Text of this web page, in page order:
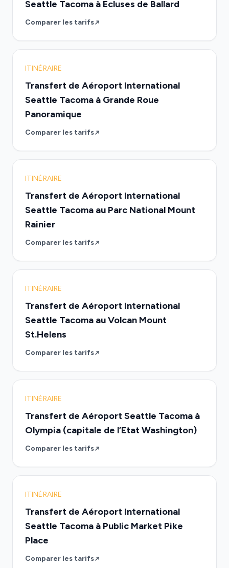
Seattle Tacoma à Ecluses de Ballard
Comparer les tarifs
ITINÉRAIRE
Transfert de Aéroport International
Seattle Tacoma à Grande Roue
Panoramique
Comparer les tarifs
ITINÉRAIRE
Transfert de Aéroport International
Seattle Tacoma au Parc National Mount
Rainier
Comparer les tarifs
ITINÉRAIRE
Transfert de Aéroport International
Seattle Tacoma au Volcan Mount
St.Helens
Comparer les tarifs
ITINÉRAIRE
Transfert de Aéroport Seattle Tacoma à
Olympia (capitale de l’Etat Washington)
Comparer les tarifs
ITINÉRAIRE
Transfert de Aéroport International
Seattle Tacoma à Public Market Pike
Place
Comparer les tarifs